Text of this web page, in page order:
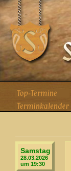
Samstag
28.03.2026
um 19:30